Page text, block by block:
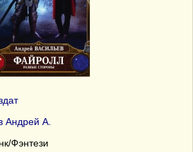
Андрей А.
Фэнтези